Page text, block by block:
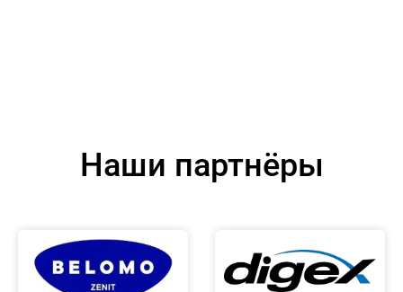
Наши партнёры